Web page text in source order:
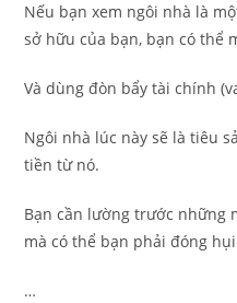
Nếu bạn xem ngôi nhà là
sở hữu của bạn, bạn có thể
Và dùng đòn bẩy tài chính
Ngôi nhà lúc này sẽ là tiêu
tiền từ nó.
Bạn cần lường trước những
mà có thể bạn phải đóng
…